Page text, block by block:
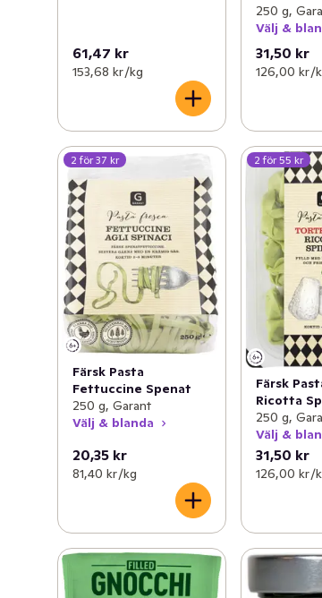
61,47 kr
153,68 kr /kg
250 g,
Välj &
31,50 kr
126,00 kr /
2 för 37 kr
Färsk Pasta
Fettuccine Spenat
250 g, Garant
Välj & blanda
20,35 kr
81,40 kr /kg
2 för 55 kr
Färsk
Ricotta
250 g,
Välj &
31,50 kr
126,00 kr /